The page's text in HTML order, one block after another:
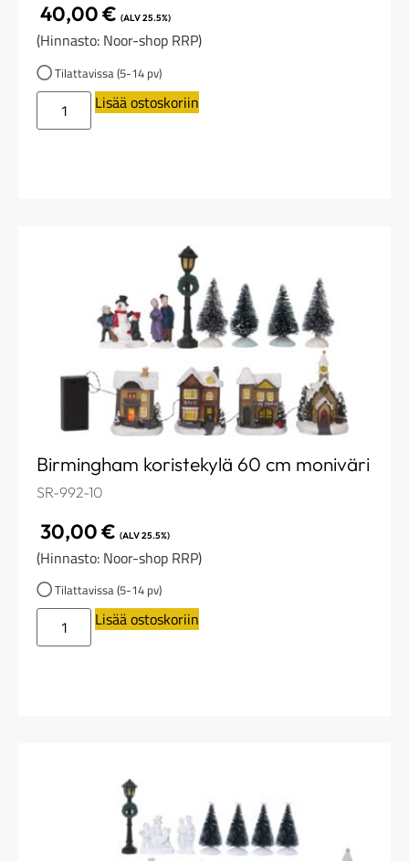
40,00€ (ALV 25.5%)
(Hinnasto: Noor-shop RRP)
Tilattavissa (5-14 pv)
Lisää ostoskoriin
Birmingham koristekylä 60 cm moniväri
SR-992-10
30,00€ (ALV 25.5%)
(Hinnasto: Noor-shop RRP)
Tilattavissa (5-14 pv)
Lisää ostoskoriin